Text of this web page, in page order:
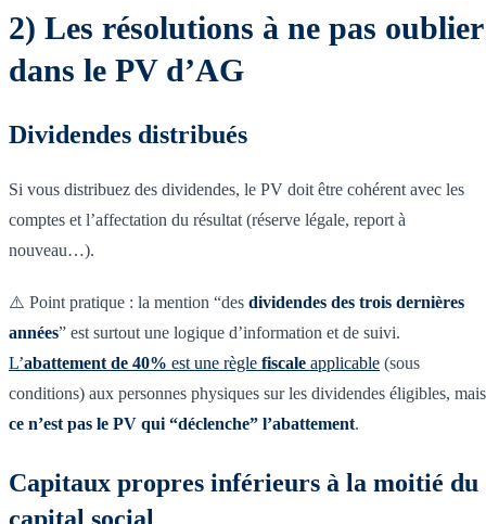
2) Les résolutions à ne pas oublier
dans le PV d’AG
Dividendes distribués
Si vous distribuez des dividendes, le PV doit être cohérent avec les
comptes et l’affectation du résultat (réserve légale, report à
nouveau…).
⚠️ Point pratique : la mention “des dividendes des trois dernières
années” est surtout une logique d’information et de suivi.
L’abattement de 40% est une règle fiscale applicable (sous
conditions) aux personnes physiques sur les dividendes éligibles, mais
ce n’est pas le PV qui “déclenche” l’abattement.
Capitaux propres inférieurs à la moitié du